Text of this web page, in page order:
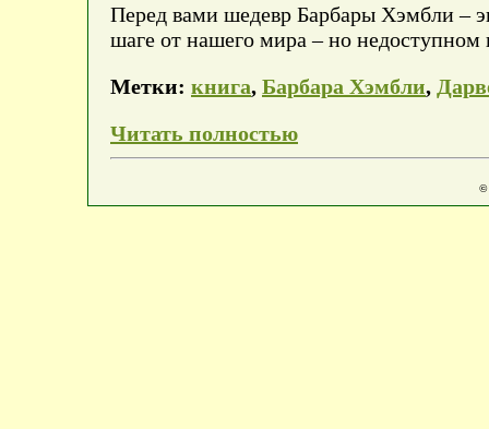
Перед вами шедевр Барбары Хэмбли –
шаге от нашего мира – но
Метки: книга, Барбара Хэмбли,
Читать полностью
©